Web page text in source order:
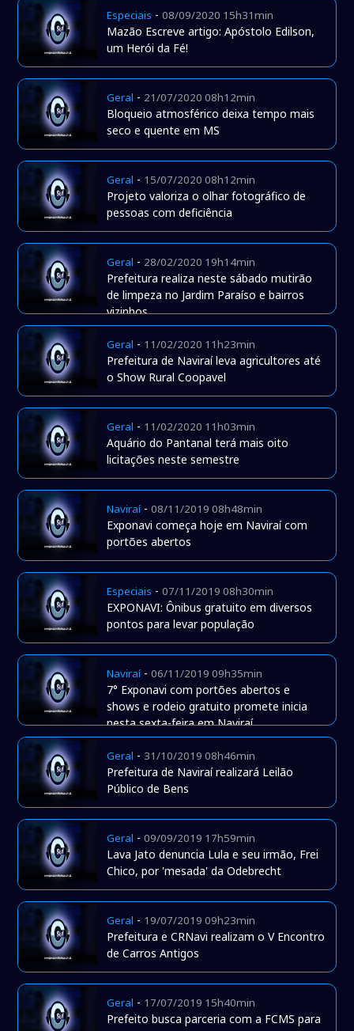
Especiais -08/09/2020 15h31min
Mazão Escreve artigo: Apóstolo Edilson,
um Herói da Fé!
Geral - 21/07/2020 08h12min
Bloqueio atmosférico deixa tempo mais
seco e quente em MS
Geral - 15/07/2020 08h12min
Projeto valoriza o olhar fotográfico de
pessoas com deficiência
Geral - 28/02/2020 19h14min
Prefeitura realiza neste sábado mutirão
de limpeza no Jardim Paraíso e bairros
vizinhos
Geral - 11/02/2020 11h23min
Prefeitura de Naviraí leva agricultores até
o Show Rural Coopavel
Geral - 11/02/2020 11h03min
Aquário do Pantanal terá mais oito
licitações neste semestre
Naviraí-08/11/2019 08h48min
Exponavi começa hoje em Naviraí com
portões abertos
Especiais -07/11/2019 08h30min
EXPONAVI: Ônibus gratuito em diversos
pontos para levar população
Naviraí-06/11/2019 09h35min
7° Exponavi com portões abertos e
shows e rodeio gratuito promete inicia
nesta sexta-feira em Naviraí.
Geral - 31/10/2019 08h46min
Prefeitura de Naviraí realizará Leilão
Público de Bens
Geral -09/09/2019 17h59min
Lava Jato denuncia Lula e seu irmão, Frei
Chico, por 'mesada' da Odebrecht
Geral - 19/07/2019 09h23min
Prefeitura e CRNavi realizam o V Encontro
de Carros Antigos
Geral - 17/07/2019 15h40min
Prefeito busca parceria com a FCMS para